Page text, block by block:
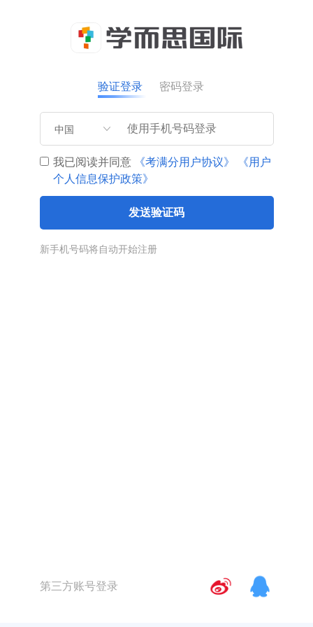
验证登录 密码登录
中国
我已阅读并同意 《考满分用户协议》
《用户
个人信息保护政策》
发送验证码
新手机号码将自动开始注册
第三方账号登录